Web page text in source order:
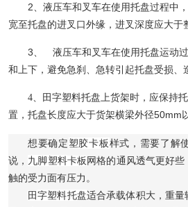
2、 液压车和叉车在使用托盘过程中
宽至托盘的进叉口外缘，进叉深度应大于
3、
液压车和叉车在使用托盘运动
和上下，避免急刹、急转引起托盘受损
4、 田 字塑料托盘上货架时，应保持
置，托盘长度应大于货架横梁外径50mm
想要确定 塑胶卡板 样式，需要了解
说， 九脚塑料卡板 网格的通风透气更好
触的受力面有压力。
田字塑料托盘适合承载体积大，重